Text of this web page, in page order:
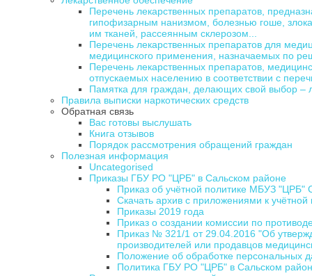
Перечень лекарственных препаратов,
гипофизарным нанизмом, болезнью гоше,
им тканей, рассеянным склерозом...
Перечень лекарственных препаратов для
медицинского применения, назначаемых по
Перечень лекарственных препаратов,
отпускаемых населению в соответствии с
Памятка для граждан, делающих свой выбор –
Правила выписки наркотических средств
Обратная связь
Вас готовы выслушать
Книга отзывов
Порядок рассмотрения обращений граждан
Полезная информация
Uncategorised
Приказы ГБУ РО "ЦРБ" в Сальском районе
Приказ об учётной политике МБУЗ "ЦРБ"
Скачать архив с приложениями к
Приказы 2019 года
Приказ о создании комиссии по
Приказ № 321/1 от 29.04.2016 "Об
производителей или продавцов
Положение об обработке персональных
Политика ГБУ РО "ЦРБ" в Сальском